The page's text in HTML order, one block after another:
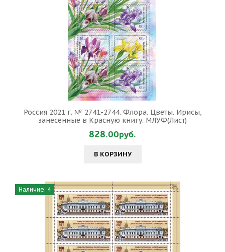
Россия 2021 г. № 2741-2744. Флора. Цветы. Ирисы,
занесённые в Красную книгу. МЛУФ(Лист)
828.00руб.
В КОРЗИНУ
Наличие: 4